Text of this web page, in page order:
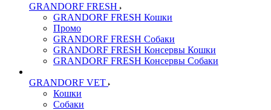
GRANDORF FRESH
GRANDORF FRESH Кошки
Промо
GRANDORF FRESH Собаки
GRANDORF FRESH Консервы Кошки
GRANDORF FRESH Консервы Собаки
GRANDORF VET
Кошки
Собаки